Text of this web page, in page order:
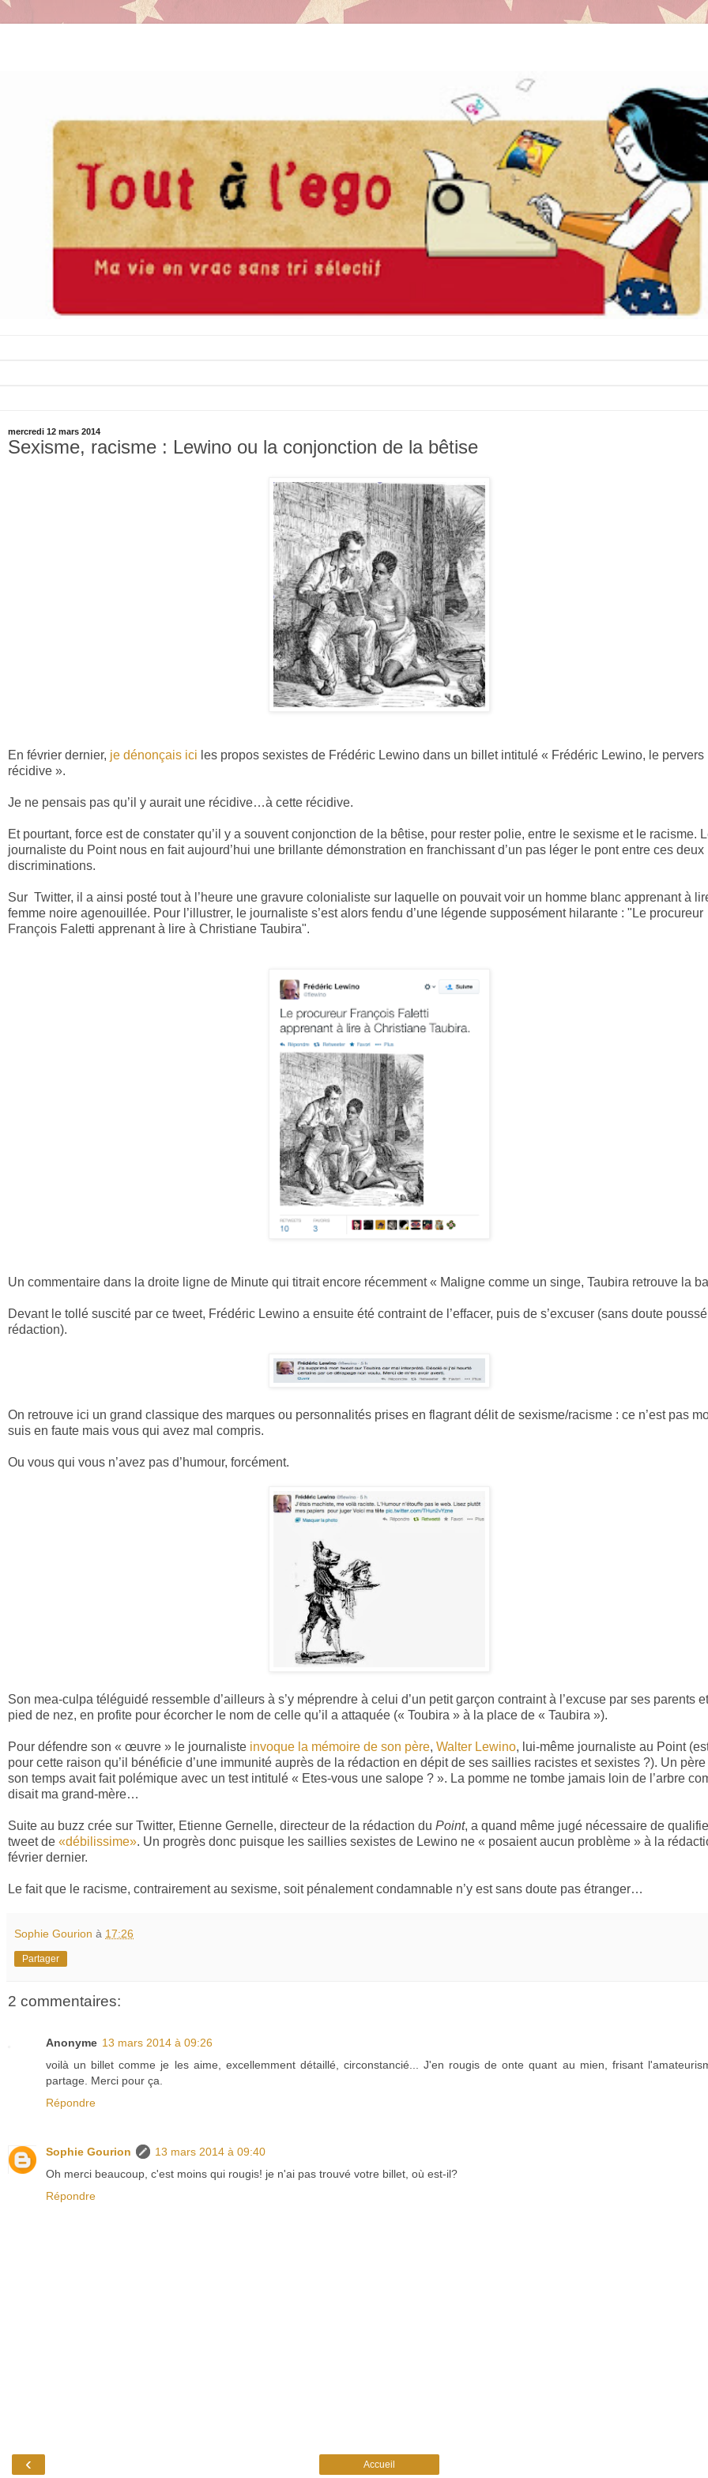
mercredi 12 mars 2014
Sexisme, racisme : Lewino ou la conjonction de la bêtise
En février dernier, je dénonçais ici les propos sexistes de Frédéric Lewino dans un billet intitulé « Frédéric Lewino, le pervers
récidive ».
Je ne pensais pas qu’il y aurait une récidive…à cette récidive.
Et pourtant, force est de constater qu’il y a souvent conjonction de la bêtise, pour rester polie, entre le sexisme et le racisme.
journaliste du Point nous en fait aujourd’hui une brillante démonstration en franchissant d’un pas léger le pont entre ces deux
discriminations.
Sur Twitter, il a ainsi posté tout à l’heure une gravure colonialiste sur laquelle on pouvait voir un homme blanc apprenant à
femme noire agenouillée. Pour l’illustrer, le journaliste s’est alors fendu d’une légende supposément hilarante : "Le procureur
François Faletti apprenant à lire à Christiane Taubira".
Un commentaire dans la droite ligne de Minute qui titrait encore récemment « Maligne comme un singe, Taubira retrouve la
Devant le tollé suscité par ce tweet, Frédéric Lewino a ensuite été contraint de l’effacer, puis de s’excuser (sans doute
rédaction).
On retrouve ici un grand classique des marques ou personnalités prises en flagrant délit de sexisme/racisme : ce n’est pas
suis en faute mais vous qui avez mal compris.
Ou vous qui vous n’avez pas d’humour, forcément.
Son mea-culpa téléguidé ressemble d’ailleurs à s’y méprendre à celui d’un petit garçon contraint à l’excuse par ses parents
pied de nez, en profite pour écorcher le nom de celle qu’il a attaquée (« Toubira » à la place de « Taubira »).
Pour défendre son « œuvre » le journaliste invoque la mémoire de son père, Walter Lewino, lui-même journaliste au Point
pour cette raison qu’il bénéficie d’une immunité auprès de la rédaction en dépit de ses saillies racistes et sexistes ?). Un
son temps avait fait polémique avec un test intitulé « Etes-vous une salope ? ». La pomme ne tombe jamais loin de l’arbre
disait ma grand-mère…
Suite au buzz crée sur Twitter, Etienne Gernelle, directeur de la rédaction du Point, a quand même jugé nécessaire de
tweet de «débilissime». Un progrès donc puisque les saillies sexistes de Lewino ne « posaient aucun problème » à la
février dernier.
Le fait que le racisme, contrairement au sexisme, soit pénalement condamnable n’y est sans doute pas étranger…
Sophie Gourion à 17:26
Partager
2 commentaires:
Anonyme 13 mars 2014 à 09:26
voilà un billet comme je les aime, excellemment détaillé, circonstancié... J'en rougis de onte quant au mien, frisant
partage. Merci pour ça.
Répondre
Sophie Gourion
13 mars 2014 à 09:40
Oh merci beaucoup, c'est moins qui rougis! je n'ai pas trouvé votre billet, où est-il?
Répondre
‹ Accueil